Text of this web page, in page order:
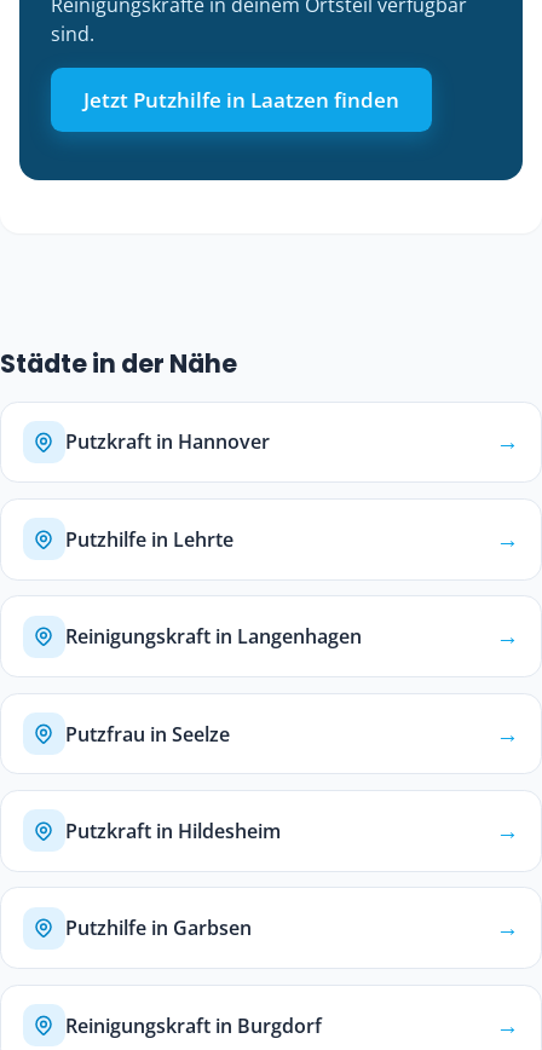
Reinigungskräfte in deinem Ortsteil verfügbar
sind.
Jetzt Putzhilfe in Laatzen finden
Städte in der Nähe
Putzkraft in Hannover →
Putzhilfe in Lehrte →
Reinigungskraft in Langenhagen →
Putzfrau in Seelze →
Putzkraft in Hildesheim →
Putzhilfe in Garbsen →
Reinigungskraft in Burgdorf →